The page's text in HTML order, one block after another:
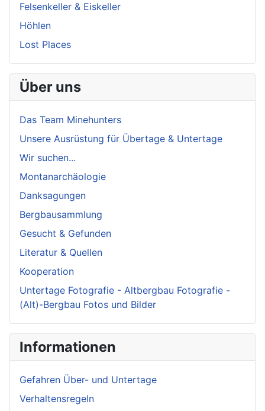
Felsenkeller & Eiskeller
Höhlen
Lost Places
Über uns
Das Team Minehunters
Unsere Ausrüstung für Übertage & Untertage
Wir suchen...
Montanarchäologie
Danksagungen
Bergbausammlung
Gesucht & Gefunden
Literatur & Quellen
Kooperation
Untertage Fotografie - Altbergbau Fotografie -
(Alt)-Bergbau Fotos und Bilder
Informationen
Gefahren Über- und Untertage
Verhaltensregeln